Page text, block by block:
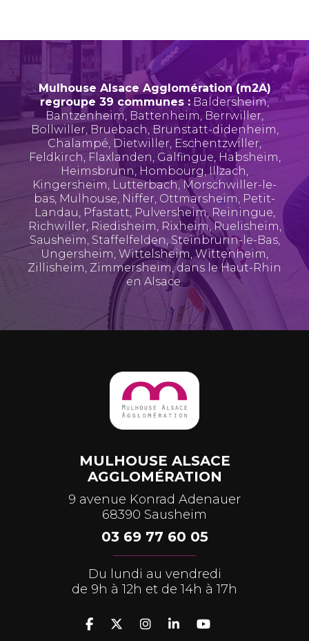
Mulhouse Alsace Agglomération (m2A)
regroupe 39 communes : Baldersheim,
Bantzenheim, Battenheim, Berrwiller,
Bollwiller, Bruebach,Brunstatt-didenheim,
Chalampé, Dietwiller, Eschentzwiller,
Feldkirch, Flaxlanden,Galfingue, Habsheim,
Heimsbrunn, Hombourg,Illzach,
Kingersheim, Lutterbach, Morschwiller-le-
bas, Mulhouse, Niffer, Ottmarsheim, Petit-
Landau, Pfastatt, Pulversheim, Reiningue,
Richwiller, Riedisheim, Rixheim,Ruelisheim,
Sausheim, Staffelfelden, Steinbrunn-le-Bas,
Ungersheim, Wittelsheim,Wittenheim,
Zillisheim, Zimmersheim, dans le Haut-Rhin
en Alsace.
MULHOUSE ALSACE
AGGLOMÉRATION
9 avenue Konrad Adenauer
68390 Sausheim
03 69 77 60 05
Du lundi au vendredi
de 9h à 12h et de 14h à 17h